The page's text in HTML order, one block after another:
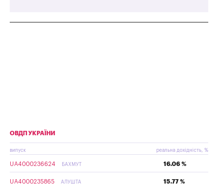
ОВДП УКРАЇНИ
випуск реальна дохідність, %
UA4000236624 БАХМУТ 16.06 %
UA4000235865 АЛУШТА 15.77 %